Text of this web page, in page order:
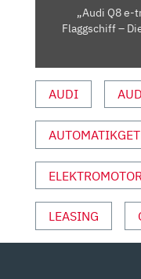
AUDI-
DIE
|
AUTO
UND
SPORT“
VON
YOUTUBE
„Audi Q8 e-
Flaggschiff –
AUDI
ELEKTROMOTOR
LEASING